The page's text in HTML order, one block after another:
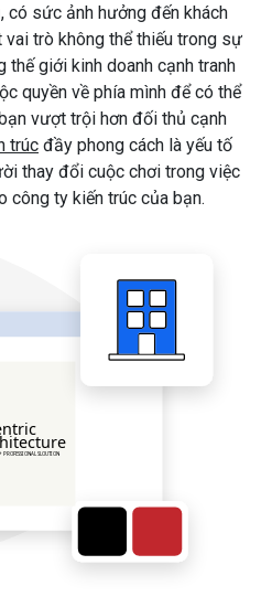
có sức ảnh hưởng đến khách
trò không thể thiếu trong sự
thế giới kinh doanh cạnh tranh
quyền về phía mình để có thể
vượt trội hơn đối thủ cạnh
trúc đầy phong cách là yếu tố
thay đổi cuộc chơi trong việc
công ty kiến trúc của bạn.